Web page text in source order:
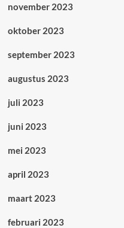
november 2023
oktober 2023
september 2023
augustus 2023
juli 2023
juni 2023
mei 2023
april 2023
maart 2023
februari 2023